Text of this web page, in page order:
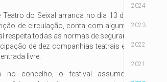
2024
2023
2022
2021
do Seixal arranca no dia 13 de novembro e,
de circulação, conta com algumas alterações
respeita todas as normas de segurança e de saúde
de dez companhias teatrais e igual número
livre.
no concelho, o festival assume este ano a